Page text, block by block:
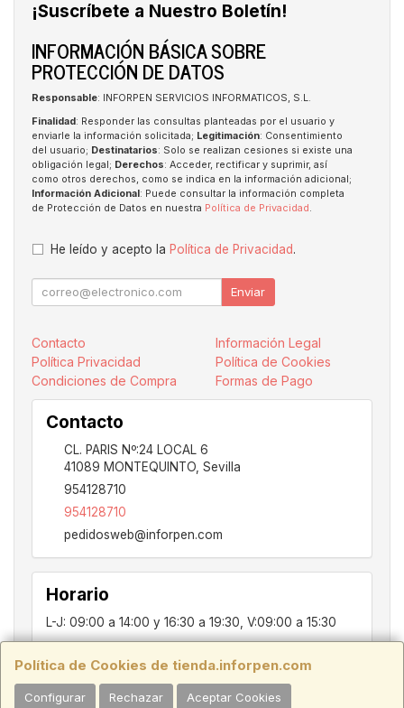
Política de Cookies de tienda.inforpen.com
Configurar Rechazar Aceptar Cookies
¡Suscríbete a Nuestro Boletín!
INFORMACIÓN BÁSICA SOBRE
PROTECCIÓN DE DATOS
Responsable: INFORPEN SERVICIOS INFORMATICOS, S.L.
Finalidad: Responder las consultas planteadas por el usuario y
enviarle la información solicitada; Legitimación: Consentimiento
del usuario; Destinatarios: Solo se realizan cesiones si existe una
obligación legal; Derechos: Acceder, rectificar y suprimir, así
como otros derechos, como se indica en la información adicional;
Información Adicional: Puede consultar la información completa
de Protección de Datos en nuestra Política de Privacidad.
He leído y acepto la Política de Privacidad.
Enviar
Contacto
Información Legal
Política Privacidad
Política de Cookies
Condiciones de Compra
Formas de Pago
Contacto
CL. PARIS Nº:24 LOCAL 6
41089 MONTEQUINTO Sevilla
954128710
954128710
pedidosweb@inforpen.com
Horario
L-J: 09:00 a 14:00 y 16:30 a 19:30, V:09:00 a 15:30
PARIS, 24, LOCAL 6, 41089, Montequinto - Dos Hermanas, SEVILLA,